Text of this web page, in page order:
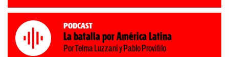
Podcast
La batalla por América Latina
Por Telma Luzzani y Pablo Provitilo